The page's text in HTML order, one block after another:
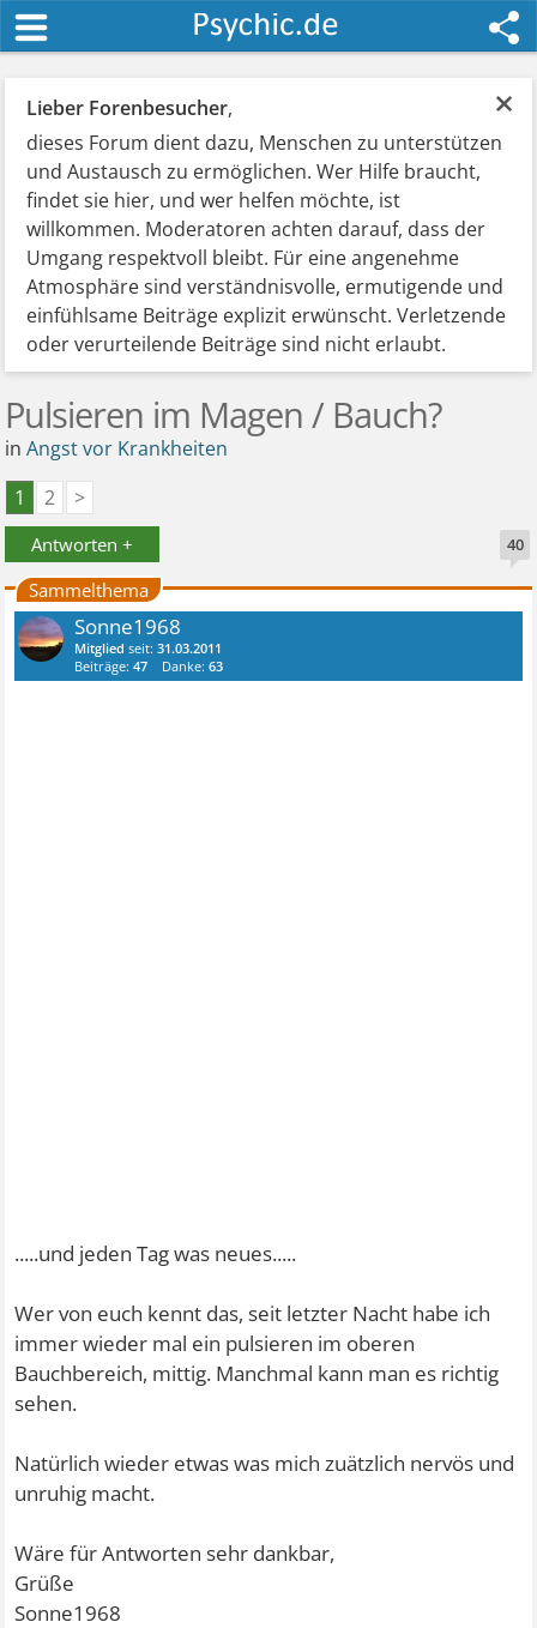
×
Lieber Forenbesucher,
dieses Forum dient dazu, Menschen zu unterstützen
und Austausch zu ermöglichen. Wer Hilfe braucht,
findet sie hier, und wer helfen möchte, ist
willkommen. Moderatoren achten darauf, dass der
Umgang respektvoll bleibt. Für eine angenehme
Atmosphäre sind verständnisvolle, ermutigende und
einfühlsame Beiträge explizit erwünscht. Verletzende
oder verurteilende Beiträge sind nicht erlaubt.
Pulsieren im Magen / Bauch?
inAngst vor Krankheiten
1
2 >
Antworten + 40
Sammelthema
Sonne1968
Mitglied seit:31.03.2011
Beiträge:47 Danke:63
.....und jeden Tag was neues.....
Wer von euch kennt das, seit letzter Nacht habe ich
immer wieder mal ein pulsieren im oberen
Bauchbereich, mittig. Manchmal kann man es richtig
sehen.
Natürlich wieder etwas was mich zuätzlich nervös und
unruhig macht.
Wäre für Antworten sehr dankbar,
Grüße
Sonne1968